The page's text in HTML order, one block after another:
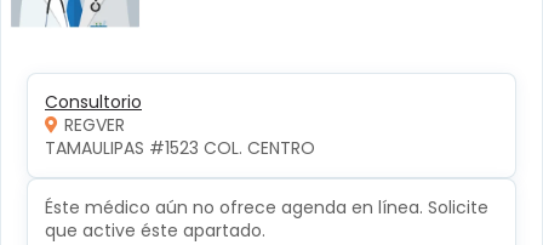
Consultorio
REGVER
TAMAULIPAS #1523 COL. CENTRO
Éste médico aún no ofrece agenda en línea. Solicite
que active éste apartado.